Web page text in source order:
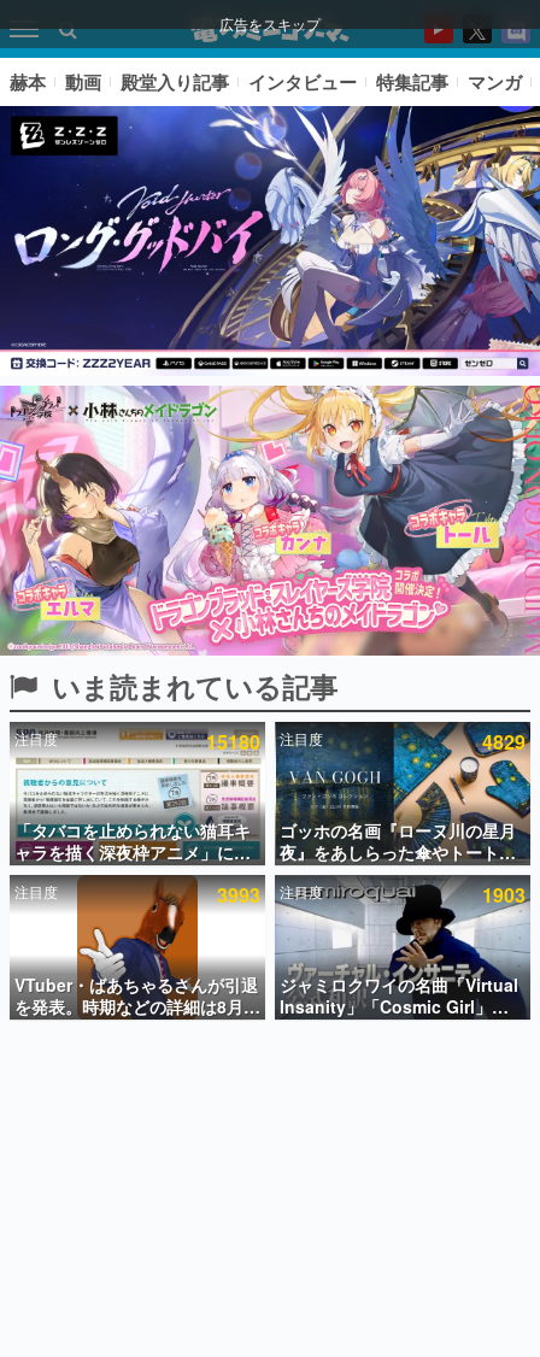
広告をスキップ
ピックアップ
電ファミのいま読まれている記事ランキング
アプリセール情報
インタビュー
連載・特集一覧
殿堂入り記事
SNS拡散数が数千以上！ ページビュー数万以上！ などな
ど。多くの人々に読まれた、電ファミ渾身の“殿堂入り”記
事をまとめました。
ゲームの企画書
名作ゲームクリエイターの方々に製作時のエピソードをお
聞きし、ヒットする企画（ゲーム）とは何か？を探ってい
きます。
赫本
この物語を解いてはいけない。『赫本』は、〈試験問題〉
の形をした短編ホラー小説集です。
新世代に訊く
これからのデジタルゲーム市場を担う若きクリエイター達
の姿を追い、彼らのルーツと情熱を探っていきます。
赫本 動画 殿堂入り記事 インタビュー 特集記事 マンガ
いま読まれている記事
注目度 15180
「タバコを止められない猫耳キ
ャラを描く深夜枠アニメ」に視
聴者の一部から批判意見。違法
薬物の使用と思しき描写も含め
て、BPOが議論を交わす
注目度 4829
ゴッホの名画『ローヌ川の星月
夜』をあしらった傘やトートバ
ッグなどが登場。8月7日21時よ
り2日間限定で予約販売
注目度 3993
VTuber・ばあちゃるさんが引退
を発表。時期などの詳細は8月9
日15時からの配信で説明
注目度 1903
ジャミロクワイの名曲「Virtual
Insanity」「Cosmic Girl」
「Canned Heat」公式日本語字